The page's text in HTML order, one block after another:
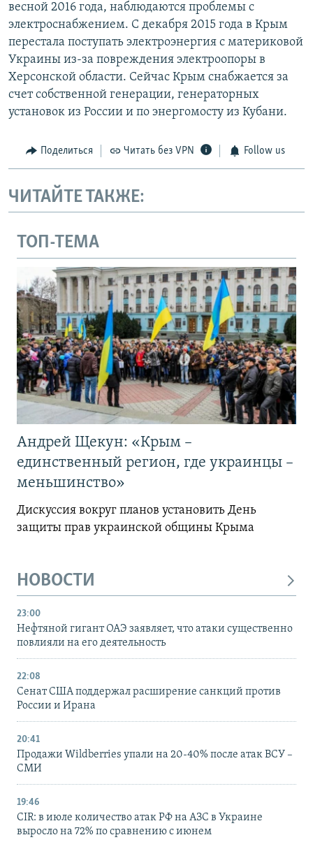
весной 2016 года, наблюдаются проблемы с
электроснабжением. С декабря 2015 года в Крым
перестала поступать электроэнергия с материковой
Украины из-за повреждения электроопоры в
Херсонской области. Сейчас Крым снабжается за
счет собственной генерации, генераторных
установок из России и по энергомосту из Кубани.
Поделиться Читать без VPN Follow us
ЧИТАЙТЕ ТАКЖЕ:
ТОП-ТЕМА
Андрей Щекун: «Крым –
единственный регион, где украинцы –
меньшинство»
Дискуссия вокруг планов установить День
защиты прав украинской общины Крыма
НОВОСТИ
23:00
Нефтяной гигант ОАЭ заявляет, что атаки существенно
повлияли на его деятельность
22:08
Сенат США поддержал расширение санкций против
России и Ирана
20:41
Продажи Wildberries упали на 20-40% после атак ВСУ –
СМИ
19:46
CIR: в июле количество атак РФ на АЗС в Украине
выросло на 72% по сравнению с июнем